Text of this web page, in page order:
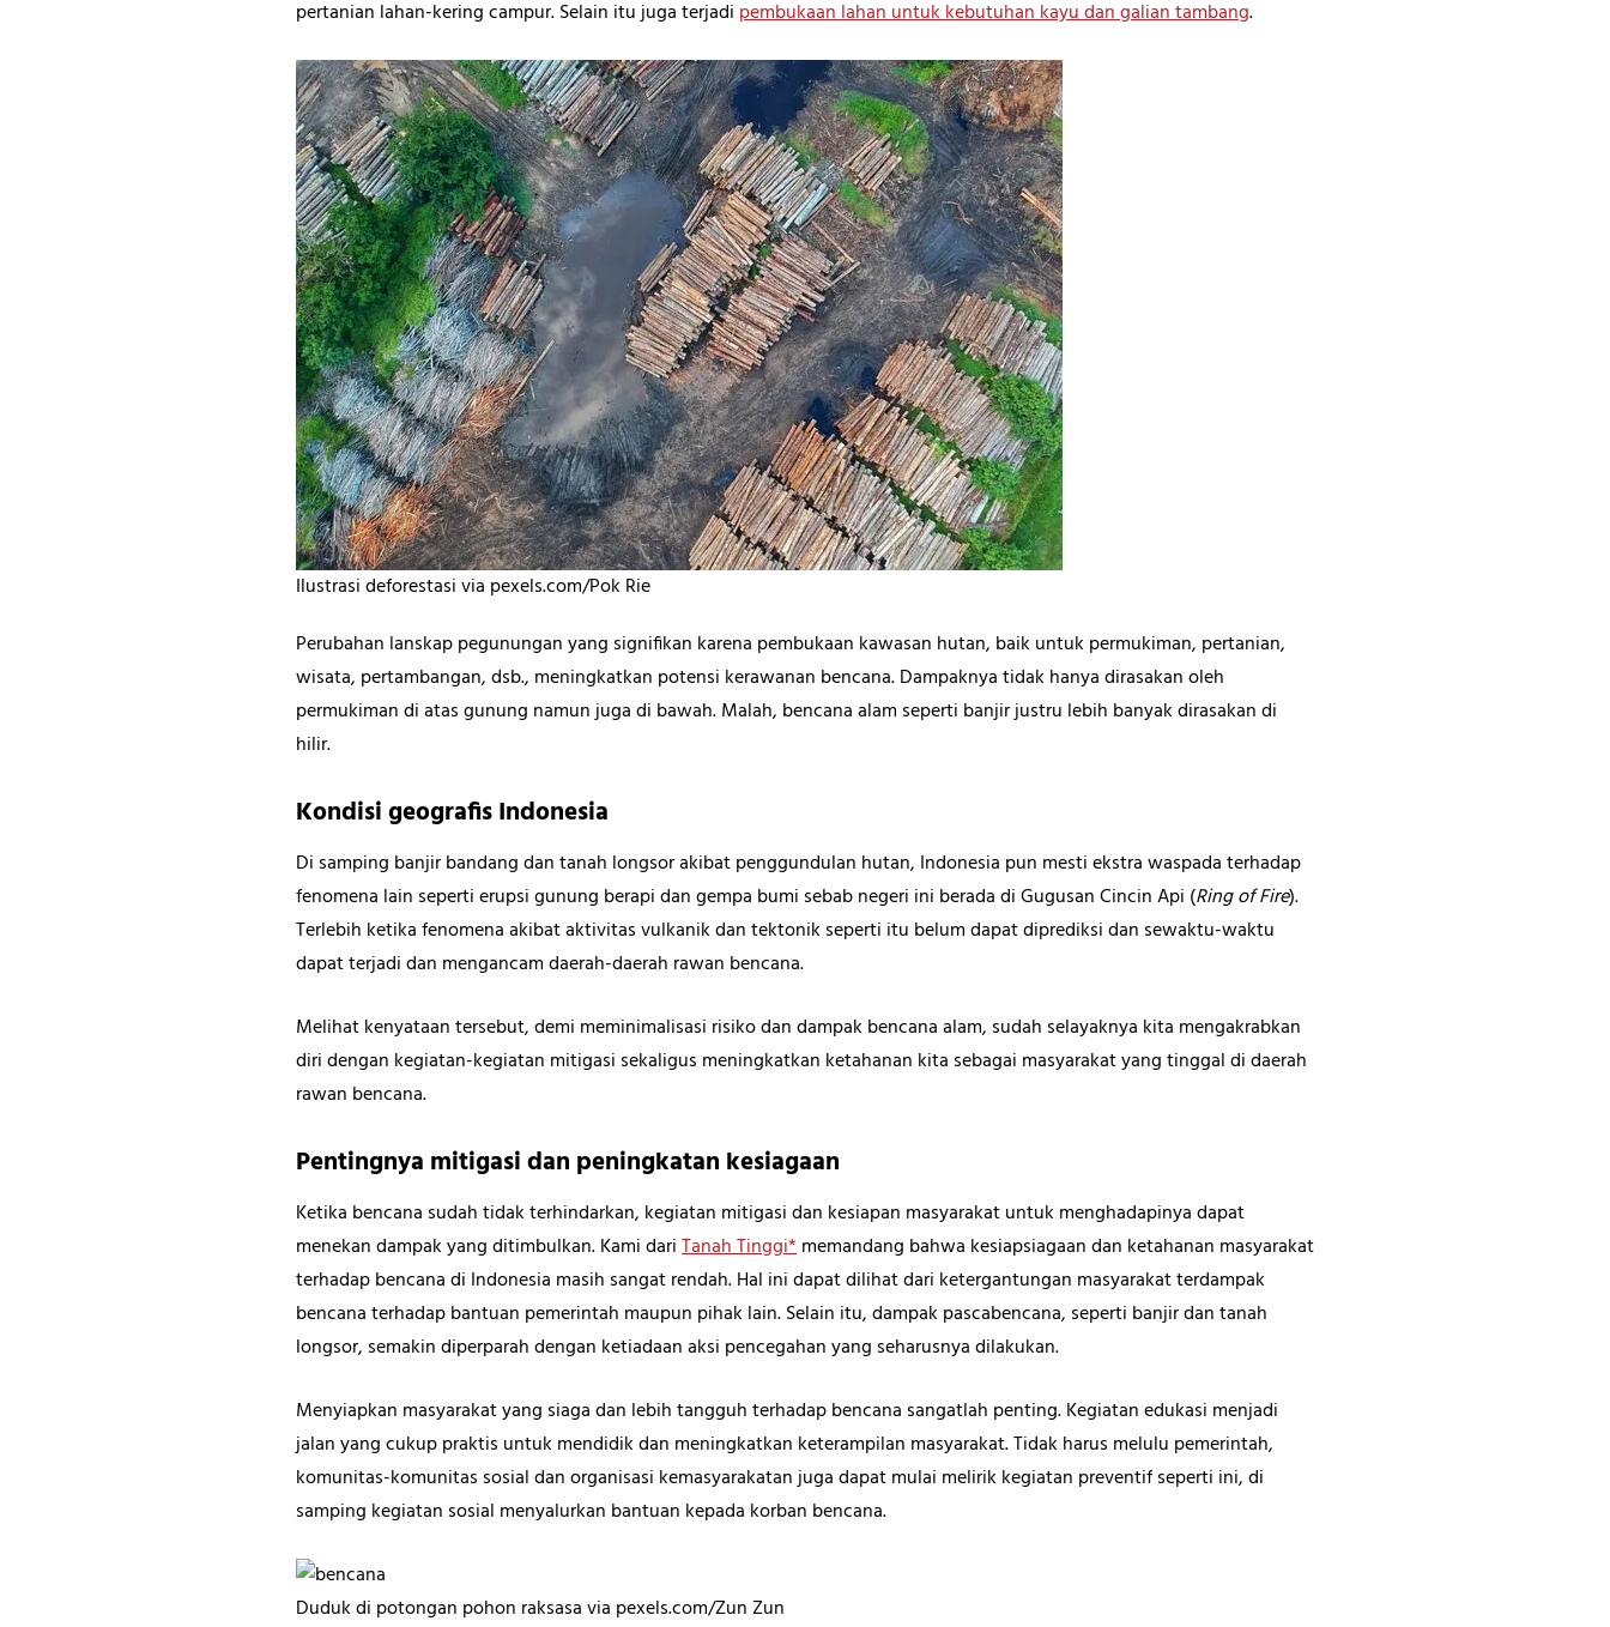
pertanian lahan-kering campur. Selain itu juga terjadi pembukaan lahan untuk kebutuhan kayu dan galian tambang.
Ilustrasi deforestasi via pexels.com/Pok Rie
Perubahan lanskap pegunungan yang signifikan karena pembukaan kawasan hutan, baik untuk permukiman, pertanian,
wisata, pertambangan, dsb., meningkatkan potensi kerawanan bencana. Dampaknya tidak hanya dirasakan oleh
permukiman di atas gunung namun juga di bawah. Malah, bencana alam seperti banjir justru lebih banyak dirasakan di
hilir.
Kondisi geografis Indonesia
Di samping banjir bandang dan tanah longsor akibat penggundulan hutan, Indonesia pun mesti ekstra waspada terhadap
fenomena lain seperti erupsi gunung berapi dan gempa bumi sebab negeri ini berada di Gugusan Cincin Api (Ring of Fire).
Terlebih ketika fenomena akibat aktivitas vulkanik dan tektonik seperti itu belum dapat diprediksi dan sewaktu-waktu
dapat terjadi dan mengancam daerah-daerah rawan bencana.
Melihat kenyataan tersebut, demi meminimalisasi risiko dan dampak bencana alam, sudah selayaknya kita mengakrabkan
diri dengan kegiatan-kegiatan mitigasi sekaligus meningkatkan ketahanan kita sebagai masyarakat yang tinggal di daerah
rawan bencana.
Pentingnya mitigasi dan peningkatan kesiagaan
Ketika bencana sudah tidak terhindarkan, kegiatan mitigasi dan kesiapan masyarakat untuk menghadapinya dapat
menekan dampak yang ditimbulkan. Kami dariTanah Tinggi*memandang bahwa kesiapsiagaan dan ketahanan masyarakat
terhadap bencana di Indonesia masih sangat rendah. Hal ini dapat dilihat dari ketergantungan masyarakat terdampak
bencana terhadap bantuan pemerintah maupun pihak lain. Selain itu, dampak pascabencana, seperti banjir dan tanah
longsor, semakin diperparah dengan ketiadaan aksi pencegahan yang seharusnya dilakukan.
Menyiapkan masyarakat yang siaga dan lebih tangguh terhadap bencana sangatlah penting. Kegiatan edukasi menjadi
jalan yang cukup praktis untuk mendidik dan meningkatkan keterampilan masyarakat. Tidak harus melulu pemerintah,
komunitas-komunitas sosial dan organisasi kemasyarakatan juga dapat mulai melirik kegiatan preventif seperti ini, di
samping kegiatan sosial menyalurkan bantuan kepada korban bencana.
Duduk di potongan pohon raksasa via pexels.com/Zun Zun